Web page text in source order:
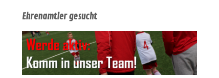
Ehrenamtler gesucht